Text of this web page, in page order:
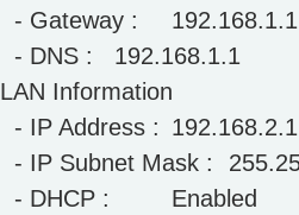
- Gateway :
192.168.1.1
- DNS :
192.168.1.1
LAN Information
- IP Address : 192.168.2.1
- IP Subnet Mask :
- DHCP :
Enabled